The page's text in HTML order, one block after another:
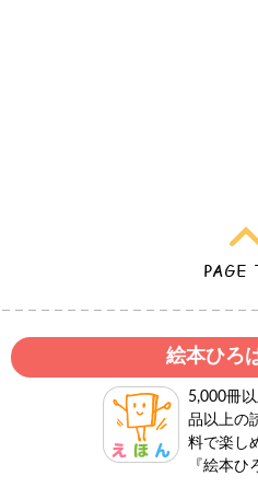
絵本ひろ
5,000冊
品以上の
料で楽し
『絵本ひ